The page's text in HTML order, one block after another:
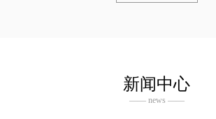
新闻中心
—— news ——